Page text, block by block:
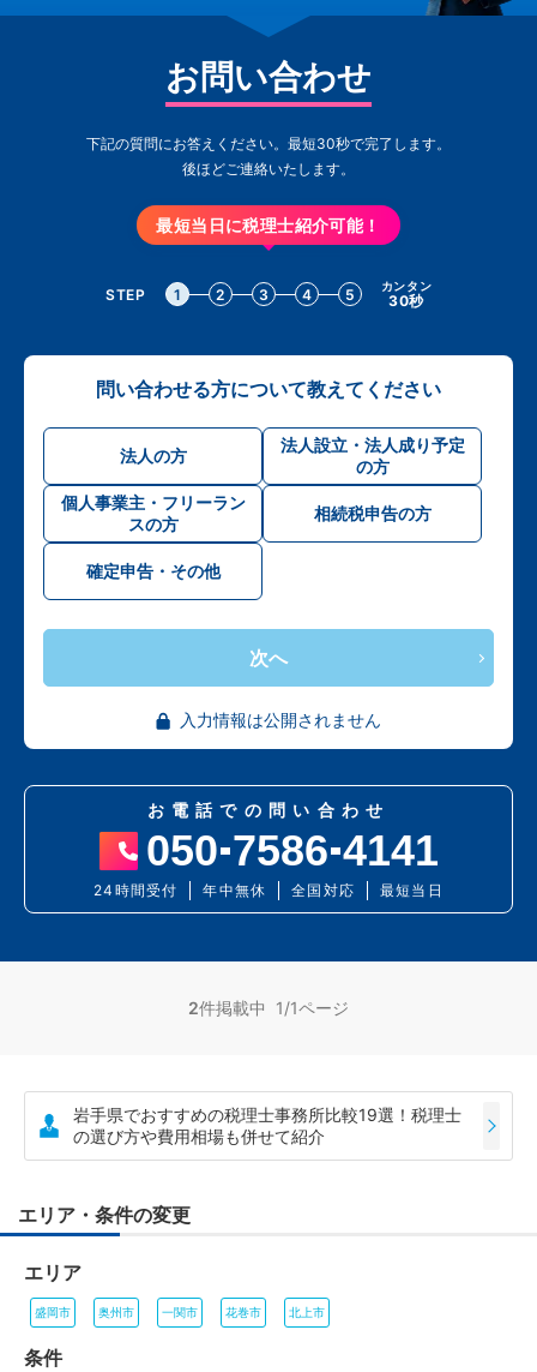
お問い合わせ
下記の質問にお答えください。最短30秒で完了します。
後ほどご連絡いたします。
最短当日に税理士紹介可能！
STEP 1 2 3 4 5 カンタン
30秒
問い合わせる方について教えてください
法人の方
法人設立・法人成り予定
の方
個人事業主・フリーラン
スの方
相続税申告の方
確定申告・その他
次へ
入力情報は公開されません
お電話での問い合わせ
050 7586 4141
24時間受付 年中無休 全国対応 最短当日
2件掲載中 1/1ページ
岩手県でおすすめの税理士事務所比較19選！税理士
の選び方や費用相場も併せて紹介
エリア・条件の変更
エリア
盛岡市 奥州市 一関市 花巻市 北上市
条件